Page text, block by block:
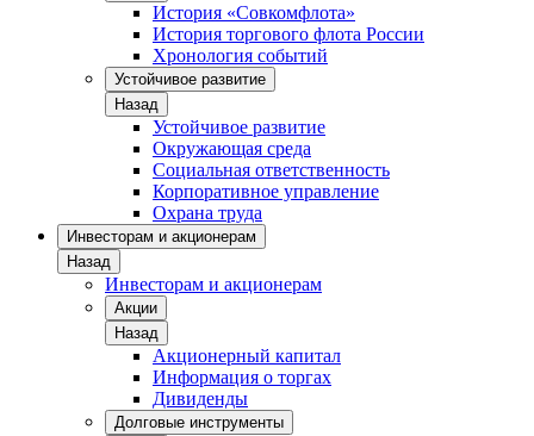
История «Совкомфлота»
История торгового флота России
Хронология событий
Устойчивое развитие
Назад
Устойчивое развитие
Окружающая среда
Социальная ответственность
Корпоративное управление
Охрана труда
Инвесторам и акционерам
Назад
Инвесторам и акционерам
Акции
Назад
Акционерный капитал
Информация о торгах
Дивиденды
Долговые инструменты